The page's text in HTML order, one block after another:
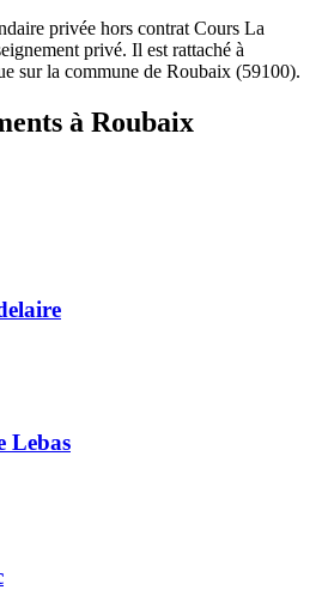
privée hors contrat Cours La
privé. Il est rattaché à
sur la commune de Roubaix (59100).
à Roubaix
Lebas